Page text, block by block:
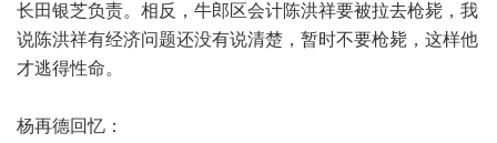
长田银芝负责。相反，牛郎区会计陈洪祥要被拉去枪毙，我
说陈洪祥有经济问题还没有说清楚，暂时不要枪毙，这样他
才逃得性命。
杨再德回忆：